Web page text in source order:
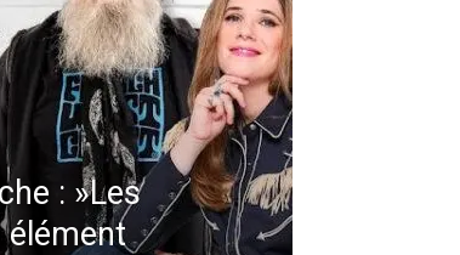
: »Les
élément